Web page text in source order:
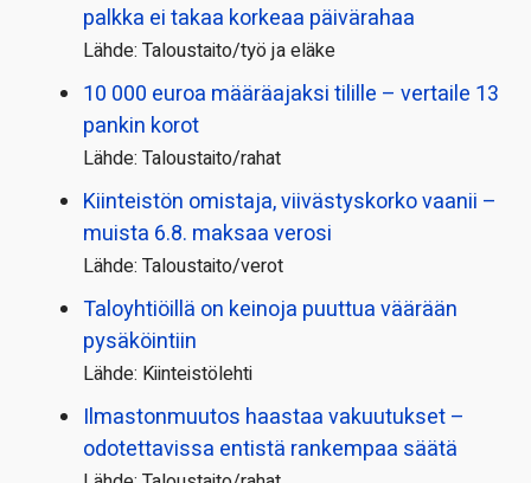
palkka ei takaa korkeaa päivärahaa
Lähde: Taloustaito/työ ja eläke
10 000 euroa määräajaksi tilille – vertaile 13
pankin korot
Lähde: Taloustaito/rahat
Kiinteistön omistaja, viivästyskorko vaanii –
muista 6.8. maksaa verosi
Lähde: Taloustaito/verot
Taloyhtiöillä on keinoja puuttua väärään
pysäköintiin
Lähde: Kiinteistölehti
Ilmastonmuutos haastaa vakuutukset –
odotettavissa entistä rankempaa säätä